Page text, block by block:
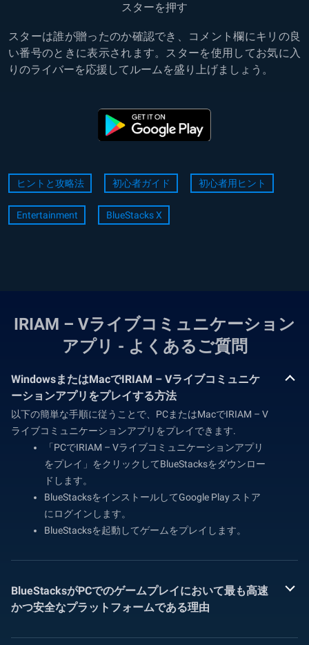
スターを押す
スターは誰が贈ったのか確認でき、コメント欄にキリの良
い番号のときに表示されます。スターを使用してお気に入
りのライバーを応援してルームを盛り上げましょう。
ヒントと攻略法 初心者ガイド 初心者用ヒント
Entertainment BlueStacks X
IRIAM – Vライブコミュニケーション
アプリ - よくあるご質問
WindowsまたはMacでIRIAM – Vライブコミュニケ
ーションアプリをプレイする方法
以下の簡単な手順に従うことで、PCまたはMacでIRIAM – V
ライブコミュニケーションアプリをプレイできます.
「PCでIRIAM – Vライブコミュニケーションアプリ
をプレイ」をクリックしてBlueStacksをダウンロー
ドします。
BlueStacksをインストールしてGoogle Play ストア
にログインします。
BlueStacksを起動してゲームをプレイします。
BlueStacksがPCでのゲームプレイにおいて最も高速
かつ安全なプラットフォームである理由